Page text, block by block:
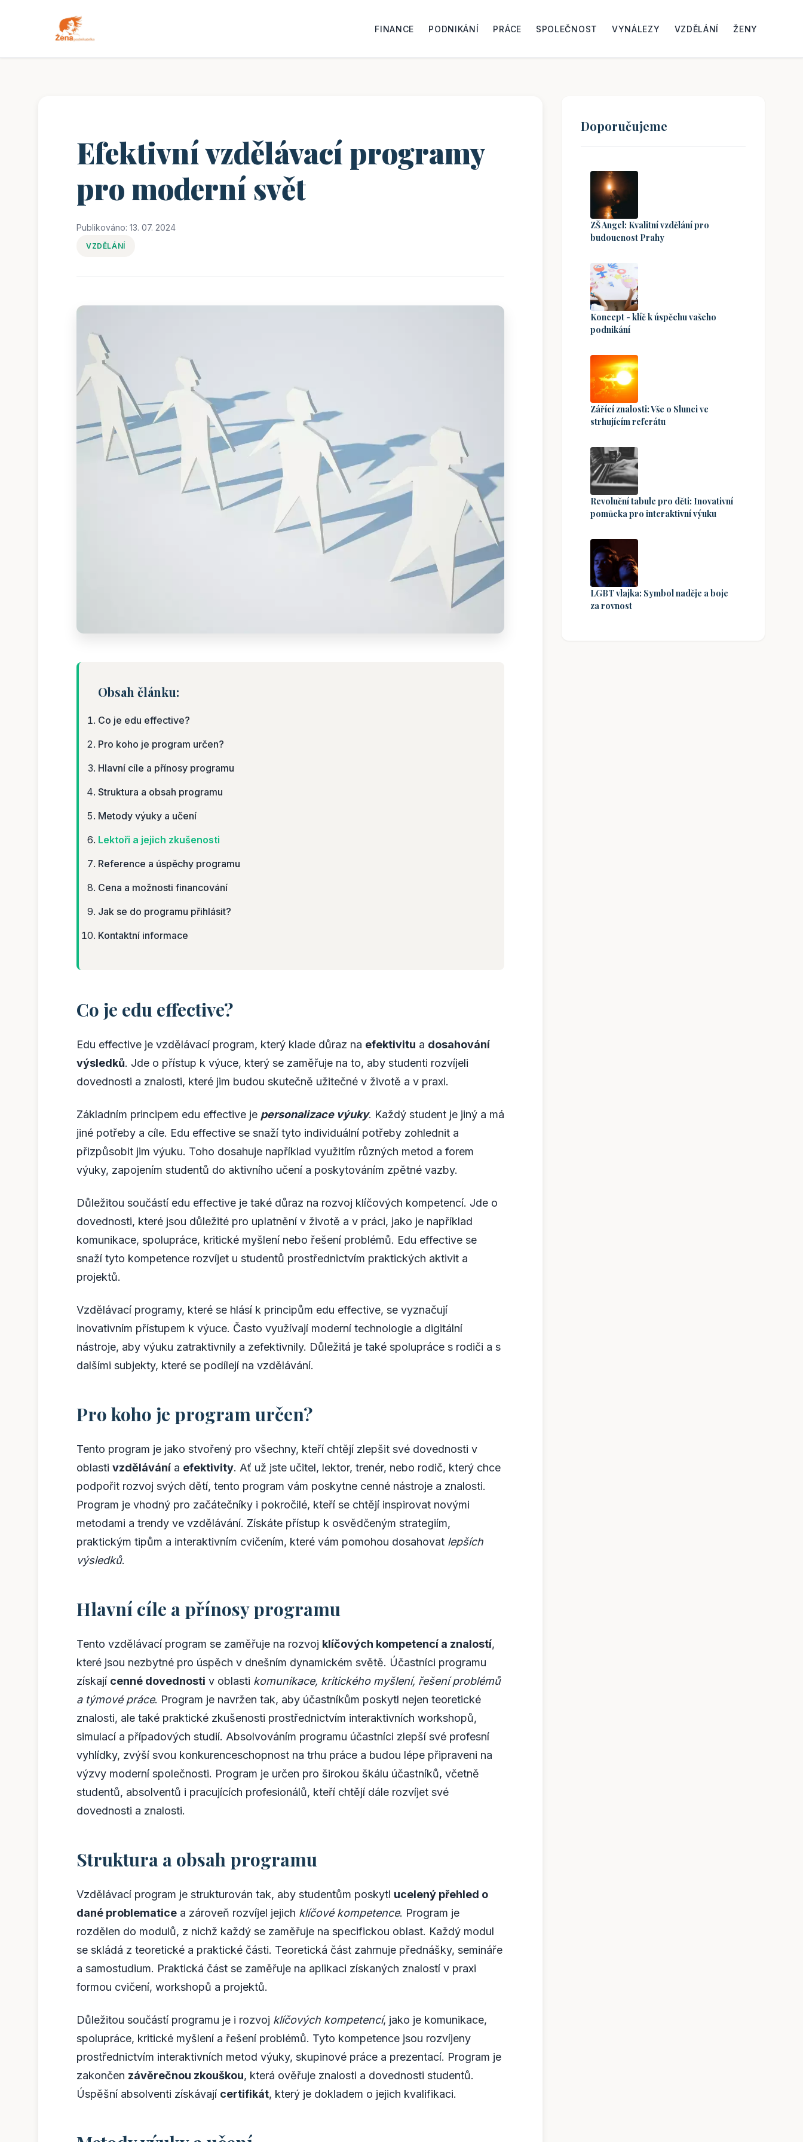
FINANCE PODNIKÁNÍ PRÁCE SPOLEČNOST VYNÁLEZY VZDĚLÁNÍ ŽENY
Efektivní vzdělávací programy
pro moderní svět
Publikováno: 13. 07. 2024
VZDĚLÁNÍ
Obsah článku:
Co je edu effective?
Pro koho je program určen?
Hlavní cíle a přínosy programu
Struktura a obsah programu
Metody výuky a učení
Lektoři a jejich zkušenosti
Reference a úspěchy programu
Cena a možnosti financování
Jak se do programu přihlásit?
Kontaktní informace
Co je edu effective?
Edu effective je vzdělávací program, který klade důraz na efektivitu a dosahování
výsledků. Jde o přístup k výuce, který se zaměřuje na to, aby studenti rozvíjeli
dovednosti a znalosti, které jim budou skutečně užitečné v životě a v praxi.
Základním principem edu effective je personalizace výuky. Každý student je jiný a má
jiné potřeby a cíle. Edu effective se snaží tyto individuální potřeby zohlednit a
přizpůsobit jim výuku. Toho dosahuje například využitím různých metod a forem
výuky, zapojením studentů do aktivního učení a poskytováním zpětné vazby.
Důležitou součástí edu effective je také důraz na rozvoj klíčových kompetencí. Jde o
dovednosti, které jsou důležité pro uplatnění v životě a v práci, jako je například
komunikace, spolupráce, kritické myšlení nebo řešení problémů. Edu effective se
snaží tyto kompetence rozvíjet u studentů prostřednictvím praktických aktivit a
projektů.
Vzdělávací programy, které se hlásí k principům edu effective, se vyznačují
inovativním přístupem k výuce. Často využívají moderní technologie a digitální
nástroje, aby výuku zatraktivnily a zefektivnily. Důležitá je také spolupráce s rodiči a s
dalšími subjekty, které se podílejí na vzdělávání.
Pro koho je program určen?
Tento program je jako stvořený pro všechny, kteří chtějí zlepšit své dovednosti v
oblasti vzdělávání a efektivity. Ať už jste učitel, lektor, trenér, nebo rodič, který chce
podpořit rozvoj svých dětí, tento program vám poskytne cenné nástroje a znalosti.
Program je vhodný pro začátečníky i pokročilé, kteří se chtějí inspirovat novými
metodami a trendy ve vzdělávání. Získáte přístup k osvědčeným strategiím,
praktickým tipům a interaktivním cvičením, které vám pomohou dosahovat lepších
výsledků.
Hlavní cíle a přínosy programu
Tento vzdělávací program se zaměřuje na rozvoj klíčových kompetencí a znalostí,
které jsou nezbytné pro úspěch v dnešním dynamickém světě. Účastníci programu
získají cenné dovednosti v oblasti komunikace, kritického myšlení, řešení problémů
a týmové práce. Program je navržen tak, aby účastníkům poskytl nejen teoretické
znalosti, ale také praktické zkušenosti prostřednictvím interaktivních workshopů,
simulací a případových studií. Absolvováním programu účastníci zlepší své profesní
vyhlídky, zvýší svou konkurenceschopnost na trhu práce a budou lépe připraveni na
výzvy moderní společnosti. Program je určen pro širokou škálu účastníků, včetně
studentů, absolventů i pracujících profesionálů, kteří chtějí dále rozvíjet své
dovednosti a znalosti.
Struktura a obsah programu
Vzdělávací program je strukturován tak, aby studentům poskytl ucelený přehled o
dané problematice a zároveň rozvíjel jejich klíčové kompetence. Program je
rozdělen do modulů, z nichž každý se zaměřuje na specifickou oblast. Každý modul
se skládá z teoretické a praktické části. Teoretická část zahrnuje přednášky, semináře
a samostudium. Praktická část se zaměřuje na aplikaci získaných znalostí v praxi
formou cvičení, workshopů a projektů.
Důležitou součástí programu je i rozvoj klíčových kompetencí, jako je komunikace,
spolupráce, kritické myšlení a řešení problémů. Tyto kompetence jsou rozvíjeny
prostřednictvím interaktivních metod výuky, skupinové práce a prezentací. Program je
zakončen závěrečnou zkouškou, která ověřuje znalosti a dovednosti studentů.
Úspěšní absolventi získávají certifikát, který je dokladem o jejich kvalifikaci.
Doporučujeme
ZŠ Angel: Kvalitní vzdělání pro
budoucnost Prahy
Koncept - klíč k úspěchu vašeho
podnikání
Zářící znalosti: Vše o Slunci ve
strhujícím referátu
Revoluční tabule pro děti: Inovativní
pomůcka pro interaktivní výuku
LGBT vlajka: Symbol naděje a boje
za rovnost